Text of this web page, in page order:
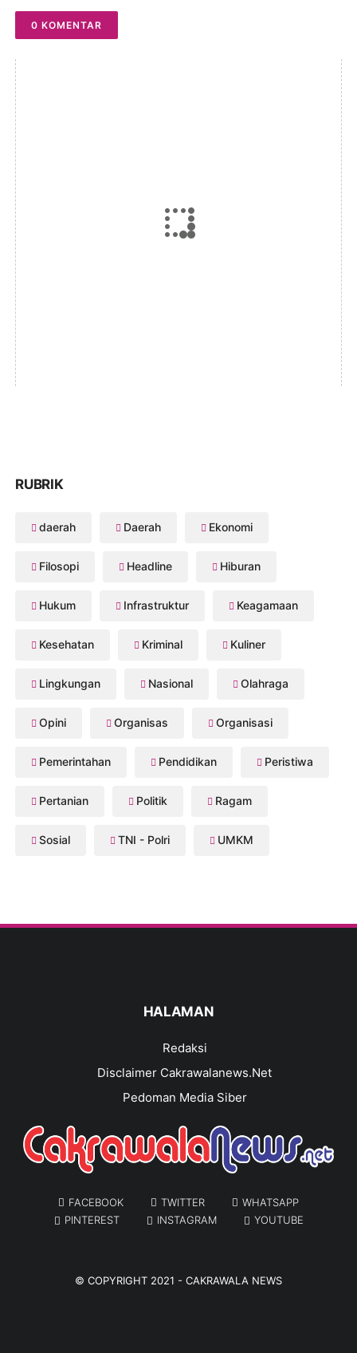
0 KOMENTAR
RUBRIK
daerah Daerah Ekonomi
Filosopi Headline Hiburan
Hukum Infrastruktur Keagamaan
Kesehatan Kriminal Kuliner
Lingkungan Nasional Olahraga
Opini Organisas Organisasi
Pemerintahan Pendidikan Peristiwa
Pertanian Politik Ragam
Sosial TNI - Polri UMKM
HALAMAN
Redaksi
Disclaimer Cakrawalanews.Net
Pedoman Media Siber
FACEBOOK TWITTER
WHATSAPP
PINTEREST
INSTAGRAM YOUTUBE
© COPYRIGHT 2021 - CAKRAWALA NEWS